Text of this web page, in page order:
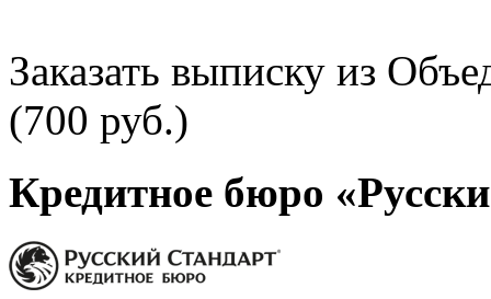
Заказать выписку из
(700 руб.)
Кредитное бюро